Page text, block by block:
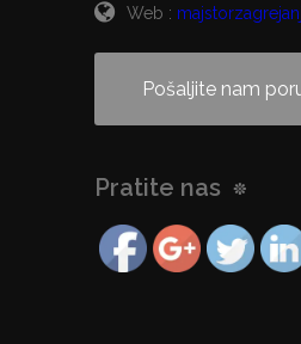
Web :
Pošaljite nam
Pratite nas